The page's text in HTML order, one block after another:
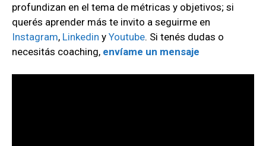
profundizan en el tema de métricas y objetivos; si
querés aprender más te invito a seguirme en
Instagram, Linkedin y Youtube. Si tenés dudas o
necesitás coaching, envíame un mensaje